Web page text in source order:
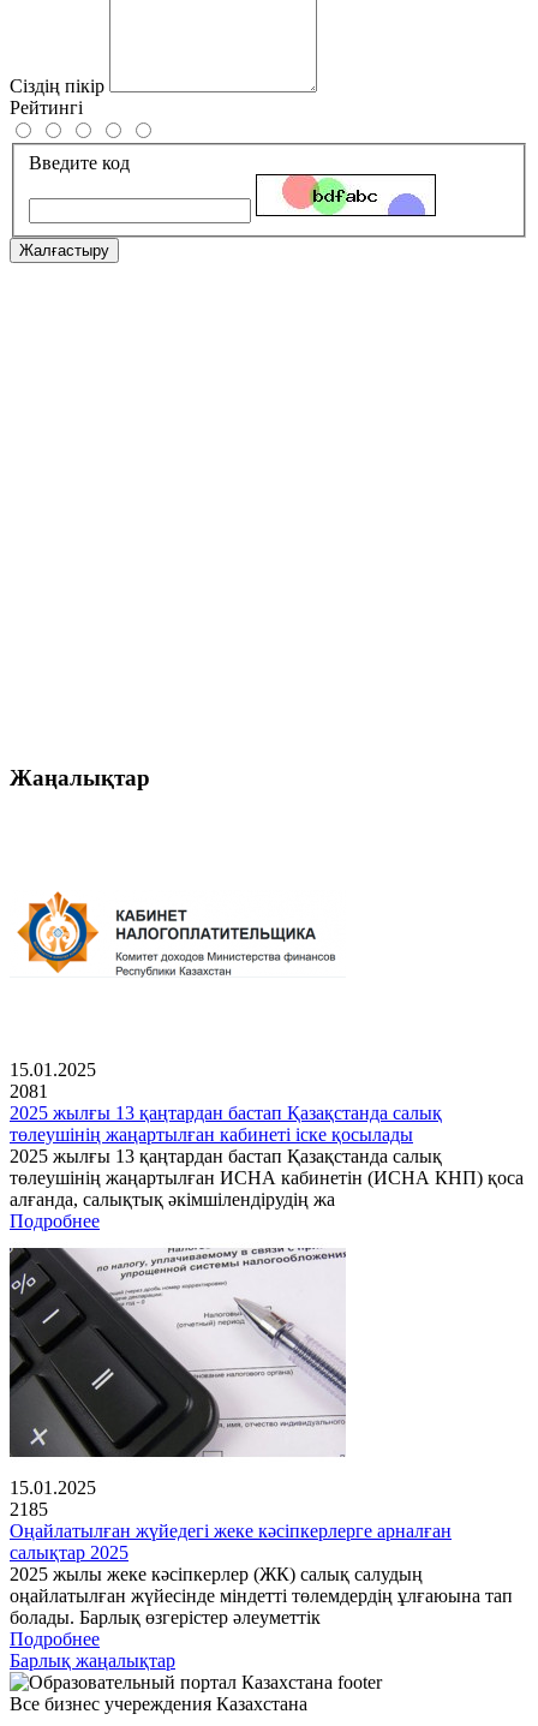
Сіздің пікір
Рейтингі
Введите код
Жалғастыру
Жаңалықтар
15.01.2025
2081
2025 жылғы 13 қаңтардан бастап Қазақстанда салық
төлеушінің жаңартылған кабинеті іске қосылады
2025 жылғы 13 қаңтардан бастап Қазақстанда салық
төлеушінің жаңартылған ИСНА кабинетін (ИСНА КНП) қоса
алғанда, салықтық әкімшілендірудің жа
Подробнее
15.01.2025
2185
Оңайлатылған жүйедегі жеке кәсіпкерлерге арналған
салықтар 2025
2025 жылы жеке кәсіпкерлер (ЖК) салық салудың
оңайлатылған жүйесінде міндетті төлемдердің ұлғаюына тап
болады. Барлық өзгерістер әлеуметтік
Подробнее
Барлық жаңалықтар
Все бизнес учереждения Казахстана